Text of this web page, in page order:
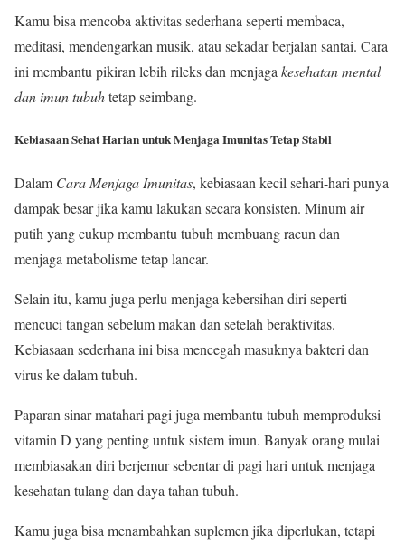
Kamu bisa mencoba aktivitas sederhana seperti membaca,
meditasi, mendengarkan musik, atau sekadar berjalan santai. Cara
ini membantu pikiran lebih rileks dan menjaga kesehatan mental
dan imun tubuhtetap seimbang.
Kebiasaan Sehat Harian untuk Menjaga Imunitas Tetap Stabil
Dalam Cara Menjaga Imunitas, kebiasaan kecil sehari-hari punya
dampak besar jika kamu lakukan secara konsisten. Minum air
putih yang cukup membantu tubuh membuang racun dan
menjaga metabolisme tetap lancar.
Selain itu, kamu juga perlu menjaga kebersihan diri seperti
mencuci tangan sebelum makan dan setelah beraktivitas.
Kebiasaan sederhana ini bisa mencegah masuknya bakteri dan
virus ke dalam tubuh.
Paparan sinar matahari pagi juga membantu tubuh memproduksi
vitamin D yang penting untuk sistem imun. Banyak orang mulai
membiasakan diri berjemur sebentar di pagi hari untuk menjaga
kesehatan tulang dan daya tahan tubuh.
Kamu juga bisa menambahkan suplemen jika diperlukan, tetapi